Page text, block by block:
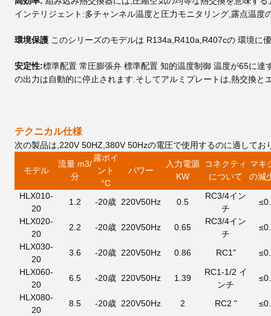
インテリジェント:多チャンネル温度と圧力モニタリング,露点温
環境保護 このシリーズのモデルは R134a,R410a,R407cの 環境に
安定性:標準配置 常圧膨張弁 標準配置 知的温度制御 温度が65に達
の出力は自動的に停止されます.そしてアルミプレートは,熱交換
テクニカル仕様
次の製品は,220V 50HZ,380V 50Hzの電圧で使用するのに適してお
モデル
流量 m3/
分
露ポイ
ント
°C
パワー
入力電源
KW
コネクティ
について
マキ
の減
HLX010-
20
1.2 -20歳 220V50Hz 0.5
RC3/4イン
チ
HLX020-
20
2.2 -20歳 220V50Hz 0.65
RC3/4イン
チ
HLX030-
20
3.6 -20歳 220V50Hz 0.86 RC1"
HLX060-
20
6.5 -20歳 220V50Hz 1.39
RC1-1/2 イ
ンチ
HLX080-
20
8.5 -20歳 220V50Hz 2 RC2 "